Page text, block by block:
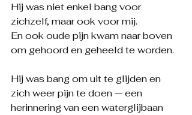
Hij was niet enkel bang voor
zichzelf, maar ook voor mij.
En ook oude pijn kwam naar boven
om gehoord en geheeld te worden.
Hij was bang om uit te glijden en
zich weer pijn te doen — een
herinnering van een waterglijbaan